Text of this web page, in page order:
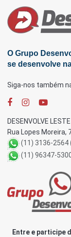
O Grupo
se desenvolve
Siga-nos também
DESENVOLVE LESTE
Rua Lopes Moreira,
(11) 3136-2564
(11) 96347-
Entre e participe